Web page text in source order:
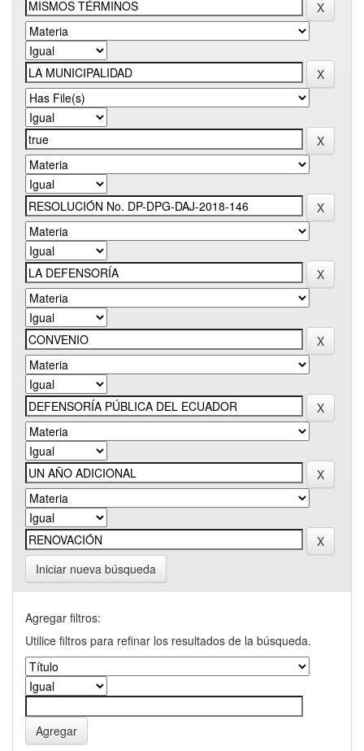
Iniciar nueva búsqueda
Agregar filtros:
Utilice filtros para refinar los resultados de la búsqueda.